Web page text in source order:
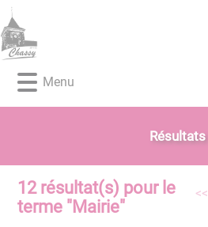
Lien
d'accès
rapide
au
menu
Lien
d'accès
rapide
au
contenu
Lien
d'accès
rapide
à
Lien
d'accès
rapide
au
pied
Menu
Résultats
12résultat(s) pour le
terme "Mairie"
<<
Panneau de gestion des cookies